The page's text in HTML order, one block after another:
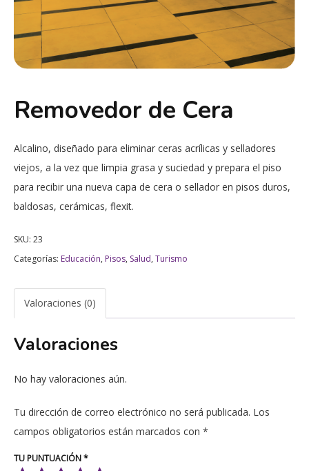
Removedor de Cera
Alcalino, diseñado para eliminar ceras acrílicas y selladores
viejos, a la vez que limpia grasa y suciedad y prepara el piso
para recibir una nueva capa de cera o sellador en pisos duros,
baldosas, cerámicas, flexit.
SKU: 23
Categorías: Educación, Pisos, Salud, Turismo
Valoraciones (0)
Valoraciones
No hay valoraciones aún.
Tu dirección de correo electrónico no será publicada. Los
campos obligatorios están marcados con *
TU PUNTUACIÓN*